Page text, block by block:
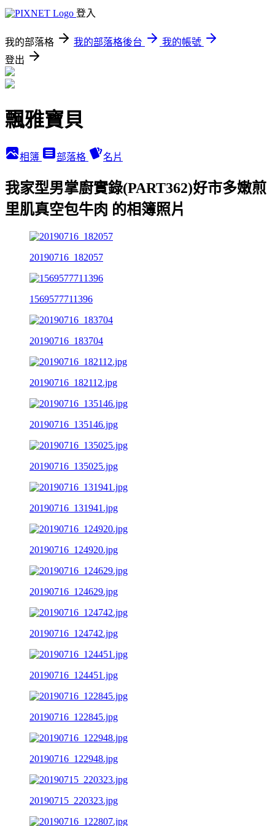
登入
我的部落格 我的部落格後台
我的帳號
登出
飄雅寶貝
相簿 部落格 名片
我家型男掌廚實錄(PART362)好市多嫩煎
里肌真空包牛肉 的相簿照片
20190716_182057
1569577711396
20190716_183704
20190716_182112.jpg
20190716_135146.jpg
20190716_135025.jpg
20190716_131941.jpg
20190716_124920.jpg
20190716_124629.jpg
20190716_124742.jpg
20190716_124451.jpg
20190716_122845.jpg
20190716_122948.jpg
20190715_220323.jpg